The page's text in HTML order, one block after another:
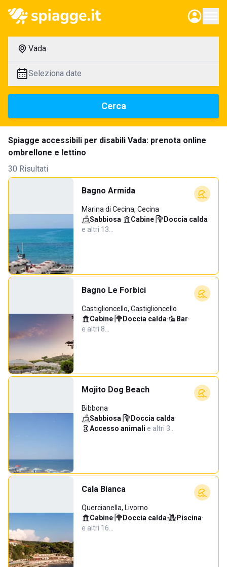
Vada
Seleziona date
Cerca
Spiagge accessibili per disabili Vada: prenota online
ombrellone e lettino
30 Risultati
Bagno Armida
Marina di Cecina, Cecina
Sabbiosa· Cabine· Doccia calda·
e altri 13…
Bagno Le Forbici
Castiglioncello, Castiglioncello
Cabine· Doccia calda· Bar·
e altri 8…
Mojito Dog Beach
Bibbona
Sabbiosa· Doccia calda·
Accesso animali·e altri 3…
Cala Bianca
Quercianella, Livorno
Cabine· Doccia calda· Piscina·
e altri 16…